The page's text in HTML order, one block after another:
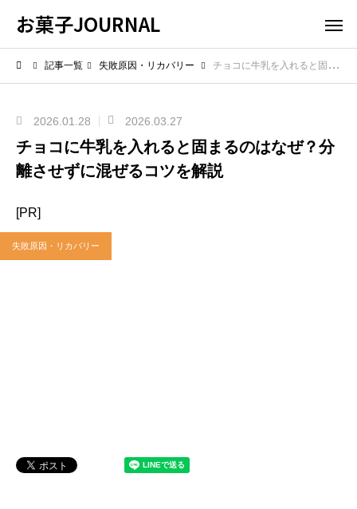
お菓子JOURNAL
記事一覧 失敗原因・リカバリー チョコに牛乳を入れると固まるのはなぜ？分離させずに混ぜるコツを解説
2026.01.28 2026.03.27
チョコに牛乳を入れると固まるのはなぜ？分
離させずに混ぜるコツを解説
[PR]
失敗原因・リカバリー